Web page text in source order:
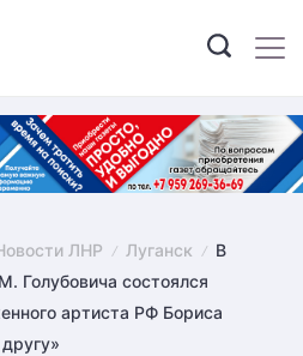
ЛНР Луганск
В
Голубовича состоялся
артиста РФ Бориса